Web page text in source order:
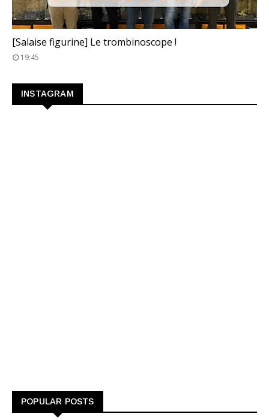
[Salaise figurine] Le trombinoscope !
19:45
INSTAGRAM
POPULAR POSTS